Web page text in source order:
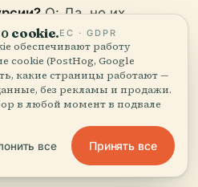
О: Да, но их
Уточняйте в местных
для посетителей с
ограничена, но
cookie.ЕС · GDPR
обеспечивают работу
cookie (PostHog, Google
какие страницы работают —
без рекламы и продажи.
в любой момент в подвале
все Принять все